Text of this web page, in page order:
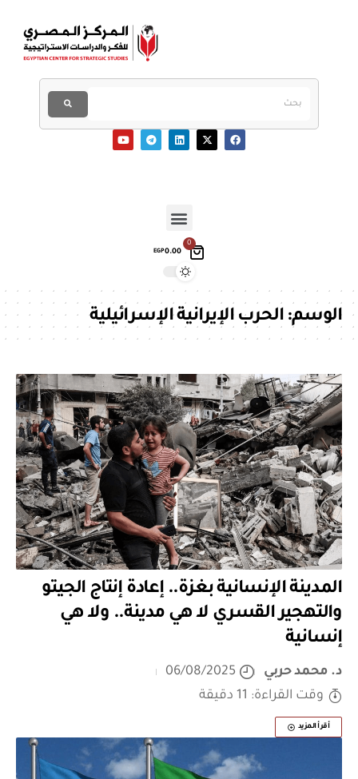
0
EGP0.00
الوسم:الحرب الإيرانية الإسرائيلية
المدينة الإنسانية بغزة.. إعادة إنتاج الجيتو
والتهجير القسري لا هي مدينة.. ولا هي
إنسانية
د. محمد حربي
06/08/2025
وقت القراءة: 11 دقيقة
أقرأ المزيد